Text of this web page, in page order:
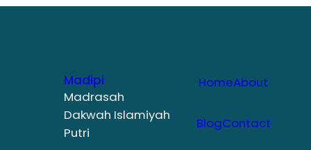
Madipi
Madrasah
Dakwah Islamiyah
Putri
HomeAbout
BlogContact